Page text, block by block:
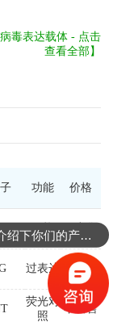
病毒表达载体 - 点击
查看全部】
功能 价格
干扰 不出售
过表达 不出售
荧光对
照
不出售
可以介绍下你们的产品么？